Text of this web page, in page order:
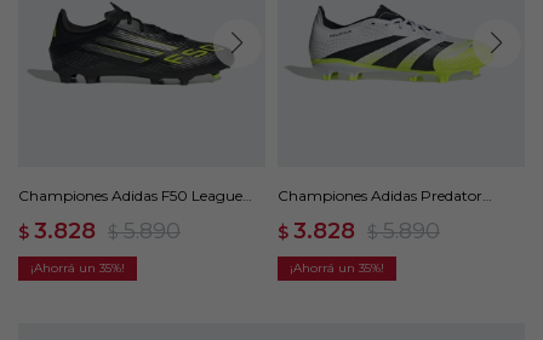
Championes Adidas F50 League
$ 3.828 $ 5.890
35
Championes Adidas Predator
$ 3.828 $ 5.890
35